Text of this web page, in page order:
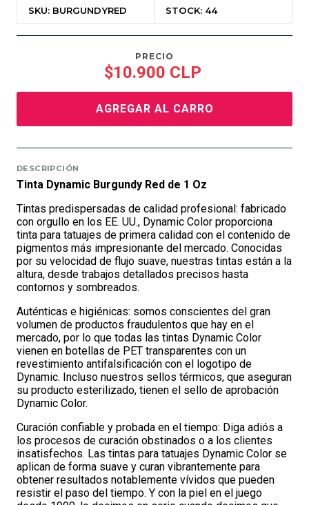
SKU: BURGUNDYRED STOCK: 44
PRECIO
$10.900 CLP
AGREGAR AL CARRO
DESCRIPCIÓN
Tinta Dynamic Burgundy Red de 1 Oz
Tintas predispersadas de calidad profesional: fabricado
con orgullo en los EE. UU., Dynamic Color proporciona
tinta para tatuajes de primera calidad con el contenido de
pigmentos más impresionante del mercado. Conocidas
por su velocidad de flujo suave, nuestras tintas están a la
altura, desde trabajos detallados precisos hasta
contornos y sombreados.
Auténticas e higiénicas: somos conscientes del gran
volumen de productos fraudulentos que hay en el
mercado, por lo que todas las tintas Dynamic Color
vienen en botellas de PET transparentes con un
revestimiento antifalsificación con el logotipo de
Dynamic. Incluso nuestros sellos térmicos, que aseguran
su producto esterilizado, tienen el sello de aprobación
Dynamic Color.
Curación confiable y probada en el tiempo: Diga adiós a
los procesos de curación obstinados o a los clientes
insatisfechos. Las tintas para tatuajes Dynamic Color se
aplican de forma suave y curan vibrantemente para
obtener resultados notablemente vívidos que pueden
resistir el paso del tiempo. Y con la piel en el juego